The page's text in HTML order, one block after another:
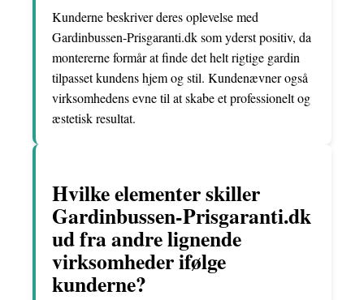
Kunderne beskriver deres oplevelse med
Gardinbussen-Prisgaranti.dk som yderst positiv, da
montererne formår at finde det helt rigtige gardin
tilpasset kundens hjem og stil. Kundenævner også
virksomhedens evne til at skabe et professionelt og
æstetisk resultat.
Hvilke elementer skiller
Gardinbussen-Prisgaranti.dk
ud fra andre lignende
virksomheder ifølge
kunderne?